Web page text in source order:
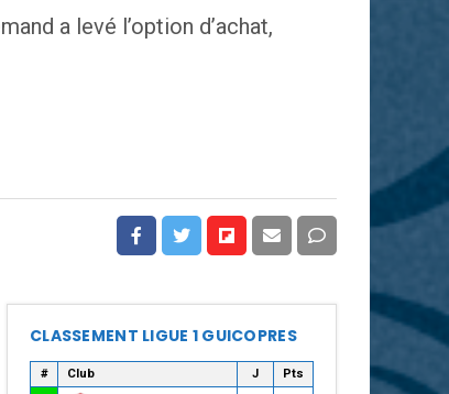
a levé l’option d’achat,
CLASSEMENT LIGUE 1 GUICOPRES
# Club J Pts